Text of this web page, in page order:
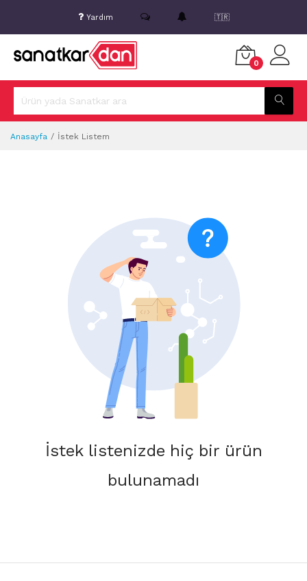
Yardım 🇹🇷
0
Anasayfa İstek Listem
İstek listenizde hiç bir ürün
bulunamadı